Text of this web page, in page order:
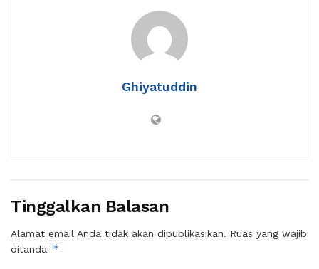
Ghiyatuddin
Tinggalkan Balasan
Alamat email Anda tidak akan dipublikasikan. Ruas yang wajib
ditandai *